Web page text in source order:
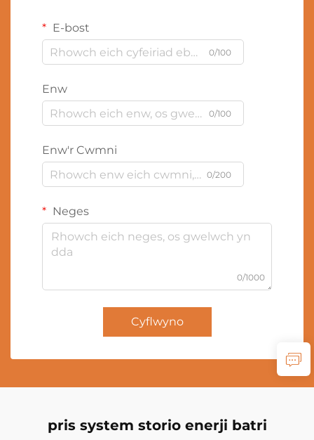
E-bost
0/100
Enw
0/100
Enw'r Cwmni
0/200
Neges
0/1000
Cyflwyno
pris system storio enerji batri